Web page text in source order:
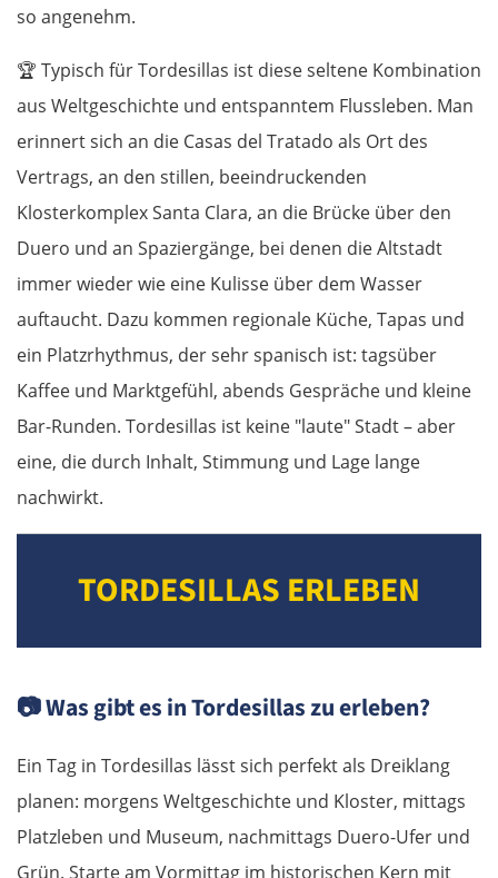
so angenehm.
🏆 Typisch für Tordesillas ist diese seltene Kombination
aus Weltgeschichte und entspanntem Flussleben. Man
erinnert sich an die Casas del Tratado als Ort des
Vertrags, an den stillen, beeindruckenden
Klosterkomplex Santa Clara, an die Brücke über den
Duero und an Spaziergänge, bei denen die Altstadt
immer wieder wie eine Kulisse über dem Wasser
auftaucht. Dazu kommen regionale Küche, Tapas und
ein Platzrhythmus, der sehr spanisch ist: tagsüber
Kaffee und Marktgefühl, abends Gespräche und kleine
Bar-Runden. Tordesillas ist keine "laute" Stadt – aber
eine, die durch Inhalt, Stimmung und Lage lange
nachwirkt.
TORDESILLAS ERLEBEN
📷Was gibt es in Tordesillas zu erleben?
Ein Tag in Tordesillas lässt sich perfekt als Dreiklang
planen: morgens Weltgeschichte und Kloster, mittags
Platzleben und Museum, nachmittags Duero-Ufer und
Grün. Starte am Vormittag im historischen Kern mit